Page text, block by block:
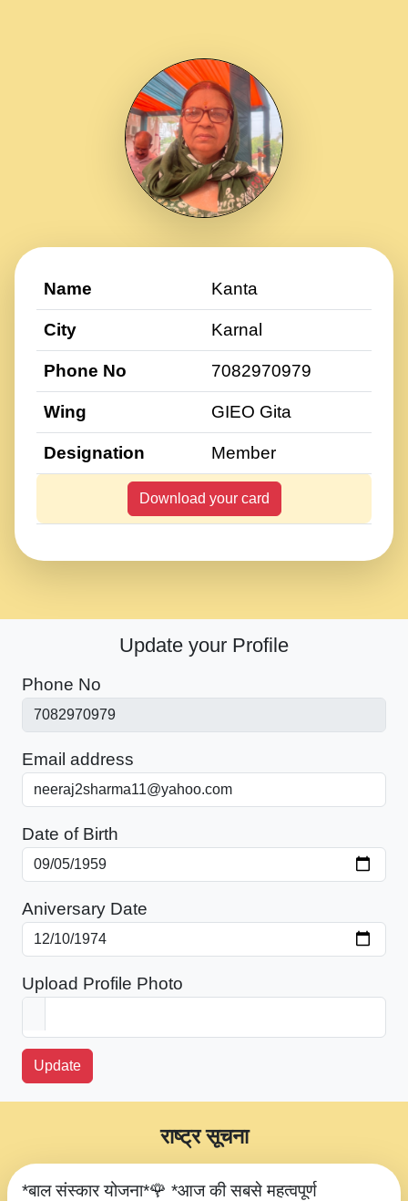
Name Kanta
City Karnal
Phone No 7082970979
Wing GIEO Gita
Designation Member
Download your card
Update your Profile
Phone No
Email address
Date of Birth
Aniversary Date
Upload Profile Photo
Update
*बाल संस्कार योजना*🌹 *आज की सबसे महत्वपूर्ण
राष्ट्र सूचना